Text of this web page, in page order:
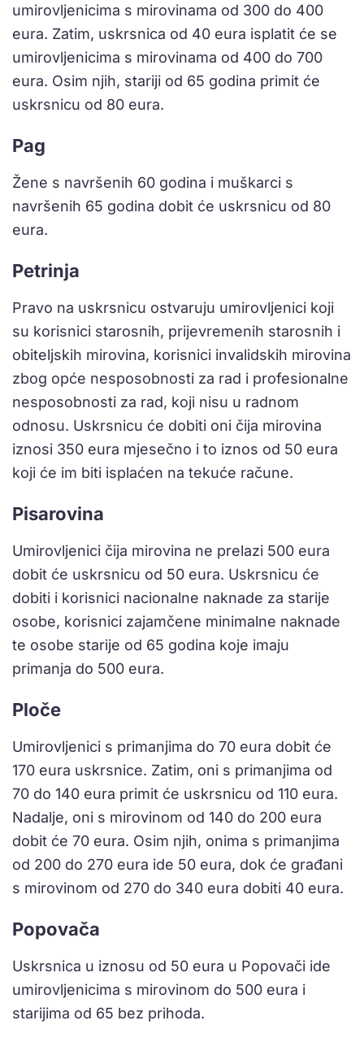
umirovljenicima s mirovinama od 300 do 400
eura. Zatim, uskrsnica od 40 eura isplatit će se
umirovljenicima s mirovinama od 400 do 700
eura. Osim njih, stariji od 65 godina primit će
uskrsnicu od 80 eura.
Pag
Žene s navršenih 60 godina i muškarci s
navršenih 65 godina dobit će uskrsnicu od 80
eura.
Petrinja
Pravo na uskrsnicu ostvaruju umirovljenici koji
su korisnici starosnih, prijevremenih starosnih i
obiteljskih mirovina, korisnici invalidskih mirovina
zbog opće nesposobnosti za rad i profesionalne
nesposobnosti za rad, koji nisu u radnom
odnosu. Uskrsnicu će dobiti oni čija mirovina
iznosi 350 eura mjesečno i to iznos od 50 eura
koji će im biti isplaćen na tekuće račune.
Pisarovina
Umirovljenici čija mirovina ne prelazi 500 eura
dobit će uskrsnicu od 50 eura. Uskrsnicu će
dobiti i korisnici nacionalne naknade za starije
osobe, korisnici zajamčene minimalne naknade
te osobe starije od 65 godina koje imaju
primanja do 500 eura.
Ploče
Umirovljenici s primanjima do 70 eura dobit će
170 eura uskrsnice. Zatim, oni s primanjima od
70 do 140 eura primit će uskrsnicu od 110 eura.
Nadalje, oni s mirovinom od 140 do 200 eura
dobit će 70 eura. Osim njih, onima s primanjima
od 200 do 270 eura ide 50 eura, dok će građani
s mirovinom od 270 do 340 eura dobiti 40 eura.
Popovača
Uskrsnica u iznosu od 50 eura u Popovači ide
umirovljenicima s mirovinom do 500 eura i
starijima od 65 bez prihoda.